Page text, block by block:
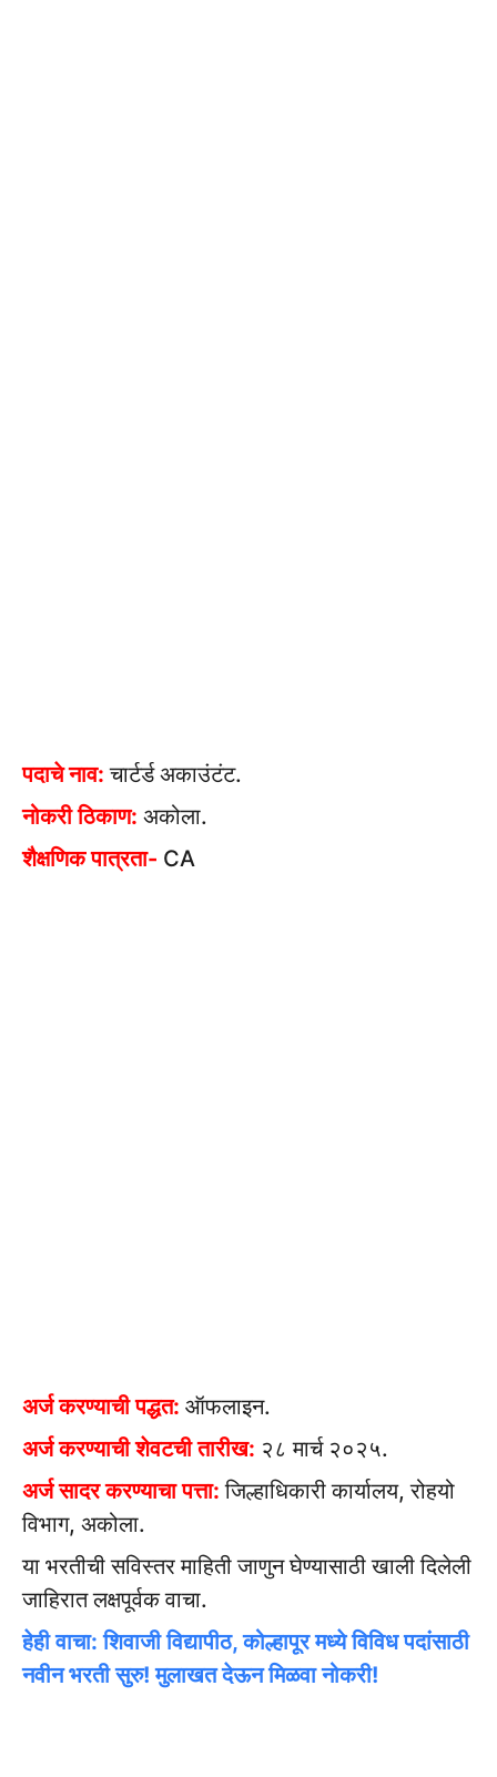
पदाचे नाव: चार्टर्ड अकाउंटंट.
नोकरी ठिकाण: अकोला.
शैक्षणिक पात्रता- CA
अर्ज करण्याची पद्धत: ऑफलाइन.
अर्ज करण्याची शेवटची तारीख: २८ मार्च २०२५.
अर्ज सादर करण्याचा पत्ता: जिल्हाधिकारी कार्यालय, रोहयो
विभाग, अकोला.
या भरतीची सविस्तर माहिती जाणुन घेण्यासाठी खाली दिलेली
जाहिरात लक्षपूर्वक वाचा.
हेही वाचा: शिवाजी विद्यापीठ, कोल्हापूर मध्ये विविध पदांसाठी
नवीन भरती सुरु! मुलाखत देऊन मिळवा नोकरी!